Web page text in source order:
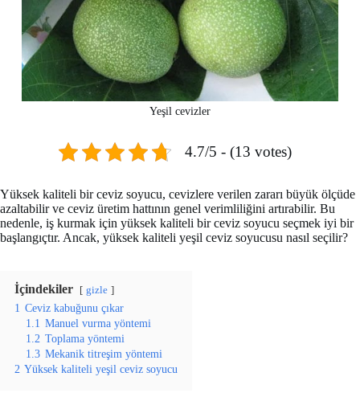
Yeşil cevizler
4.7/5 - (13 votes)
Yüksek kaliteli bir ceviz soyucu, cevizlere verilen zararı büyük ölçüde
azaltabilir ve ceviz üretim hattının genel verimliliğini artırabilir. Bu
nedenle, iş kurmak için yüksek kaliteli bir ceviz soyucu seçmek iyi bir
başlangıçtır. Ancak, yüksek kaliteli yeşil ceviz soyucusu nasıl seçilir?
İçindekiler gizle
1 Ceviz kabuğunu çıkar
1.1 Manuel vurma yöntemi
1.2 Toplama yöntemi
1.3 Mekanik titreşim yöntemi
2 Yüksek kaliteli yeşil ceviz soyucu